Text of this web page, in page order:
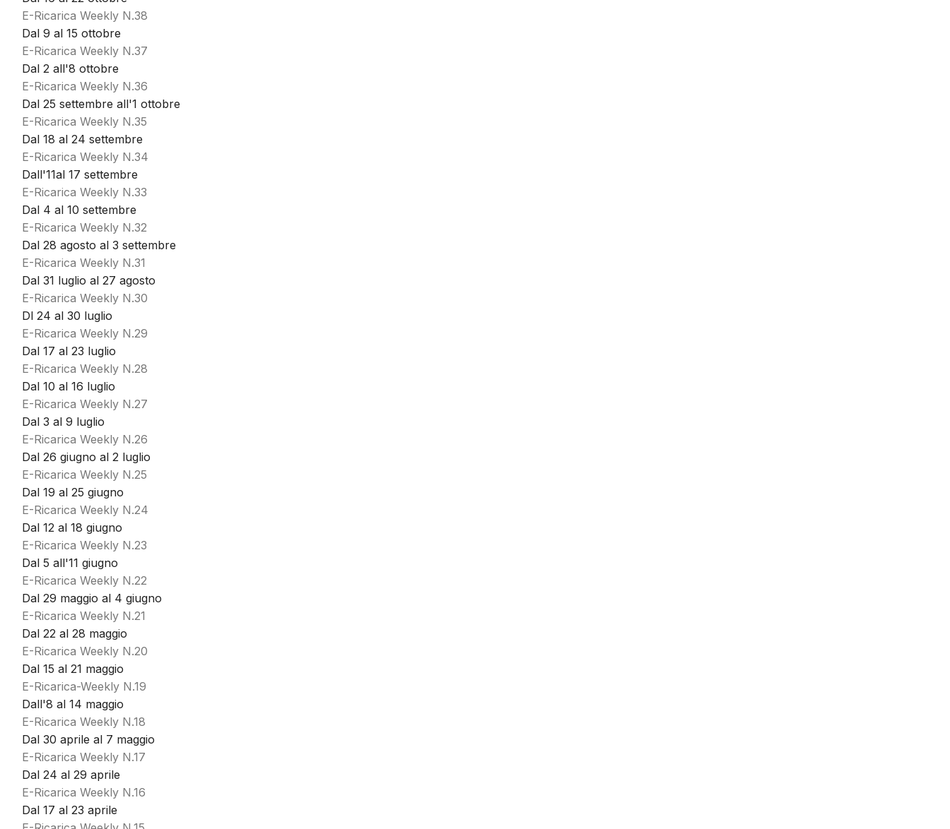
E-Ricarica Weekly N.38
Dal 9 al 15 ottobre
E-Ricarica Weekly N.37
Dal 2 all'8 ottobre
E-Ricarica Weekly N.36
Dal 25 settembre all'1 ottobre
E-Ricarica Weekly N.35
Dal 18 al 24 settembre
E-Ricarica Weekly N.34
Dall'11al 17 settembre
E-Ricarica Weekly N.33
Dal 4 al 10 settembre
E-Ricarica Weekly N.32
Dal 28 agosto al 3 settembre
E-Ricarica Weekly N.31
Dal 31 luglio al 27 agosto
E-Ricarica Weekly N.30
Dl 24 al 30 luglio
E-Ricarica Weekly N.29
Dal 17 al 23 luglio
E-Ricarica Weekly N.28
Dal 10 al 16 luglio
E-Ricarica Weekly N.27
Dal 3 al 9 luglio
E-Ricarica Weekly N.26
Dal 26 giugno al 2 luglio
E-Ricarica Weekly N.25
Dal 19 al 25 giugno
E-Ricarica Weekly N.24
Dal 12 al 18 giugno
E-Ricarica Weekly N.23
Dal 5 all'11 giugno
E-Ricarica Weekly N.22
Dal 29 maggio al 4 giugno
E-Ricarica Weekly N.21
Dal 22 al 28 maggio
E-Ricarica Weekly N.20
Dal 15 al 21 maggio
E-Ricarica-Weekly N.19
Dall'8 al 14 maggio
E-Ricarica Weekly N.18
Dal 30 aprile al 7 maggio
E-Ricarica Weekly N.17
Dal 24 al 29 aprile
E-Ricarica Weekly N.16
Dal 17 al 23 aprile